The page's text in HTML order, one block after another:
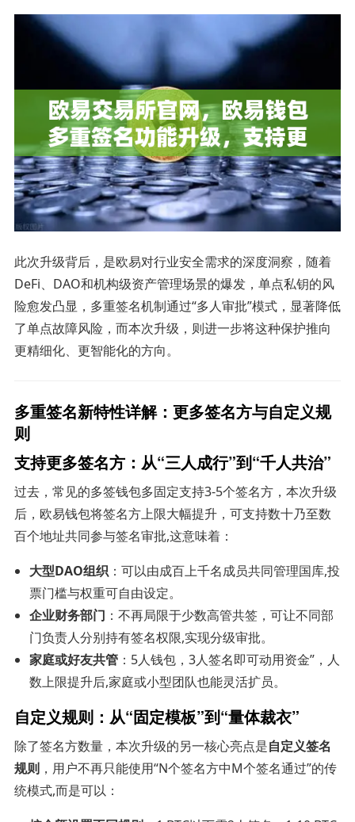
此次升级背后，是欧易对行业安全需求的深度洞察，随着
DeFi、DAO和机构级资产管理场景的爆发，单点私钥的风
险愈发凸显，多重签名机制通过“多人审批”模式，显著降低
了单点故障风险，而本次升级，则进一步将这种保护推向
更精细化、更智能化的方向。
多重签名新特性详解：更多签名方与自定义规
则
支持更多签名方：从“三人成行”到“千人共治”
过去，常见的多签钱包多固定支持3-5个签名方，本次升级
后，欧易钱包将签名方上限大幅提升，可支持数十乃至数
百个地址共同参与签名审批,这意味着：
大型DAO组织 ：可以由成百上千名成员共同管理国库,投
票门槛与权重可自由设定。
企业财务部门 ：不再局限于少数高管共签，可让不同部
门负责人分别持有签名权限,实现分级审批。
家庭或好友共管 ：5人钱包，3人签名即可动用资金”，人
数上限提升后,家庭或小型团队也能灵活扩员。
自定义规则：从“固定模板”到“量体裁衣”
除了签名方数量，本次升级的另一核心亮点是自定义签名
规则，用户不再只能使用“N个签名方中M个签名通过”的传
统模式,而是可以：